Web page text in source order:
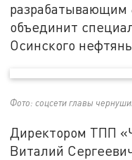
разрабатывающим
объединит
Осинского
Фото: соцсети главы
Директором ТПП
Виталий